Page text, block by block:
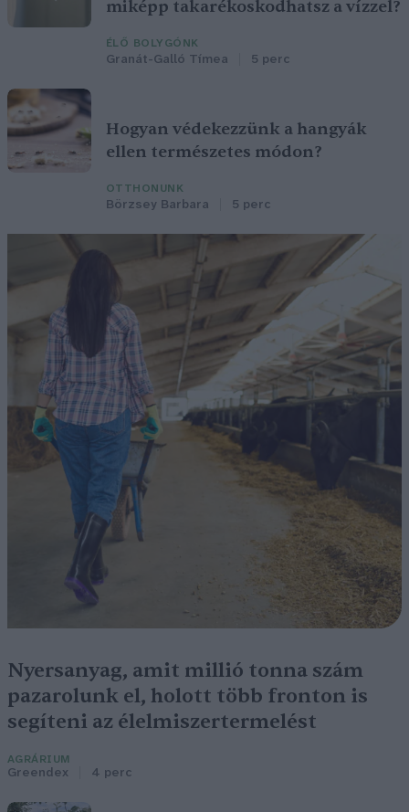
miképp takarékoskodhatsz a vízzel?
ÉLŐ BOLYGÓNK
Granát-Galló Tímea 5 perc
Hogyan védekezzünk a hangyák
ellen természetes módon?
OTTHONUNK
Börzsey Barbara 5 perc
Nyersanyag, amit millió tonna szám
pazarolunk el, holott több fronton is
segíteni az élelmiszertermelést
AGRÁRIUM
Greendex 4 perc